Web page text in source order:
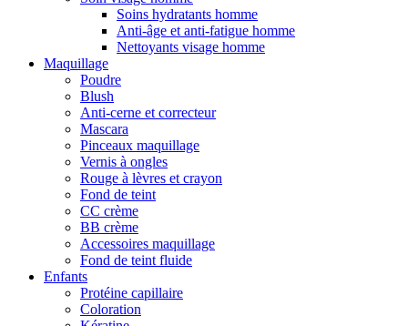
Soins hydratants homme
Anti-âge et anti-fatigue homme
Nettoyants visage homme
Maquillage
Poudre
Blush
Anti-cerne et correcteur
Mascara
Pinceaux maquillage
Vernis à ongles
Rouge à lèvres et crayon
Fond de teint
CC crème
BB crème
Accessoires maquillage
Fond de teint fluide
Enfants
Protéine capillaire
Coloration